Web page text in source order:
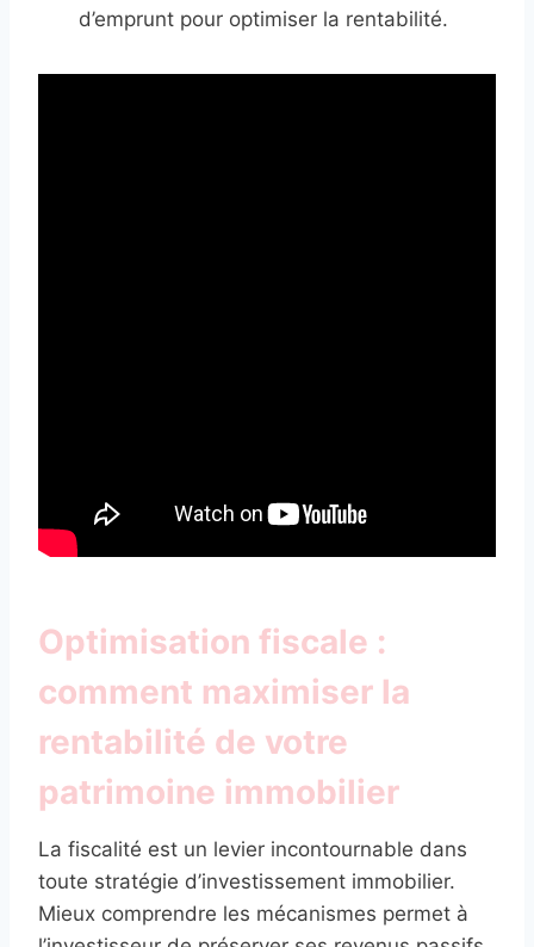
d’emprunt pour optimiser la rentabilité.
Optimisation fiscale :
comment maximiser la
rentabilité de votre
patrimoine immobilier
La fiscalité est un levier incontournable dans
toute stratégie d’investissement immobilier.
Mieux comprendre les mécanismes permet à